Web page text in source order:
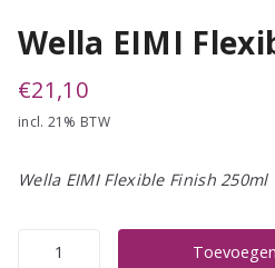
Wella EIMI
€21,10
incl. 21% BTW
Wella EIMI Flexible Finish 250ml